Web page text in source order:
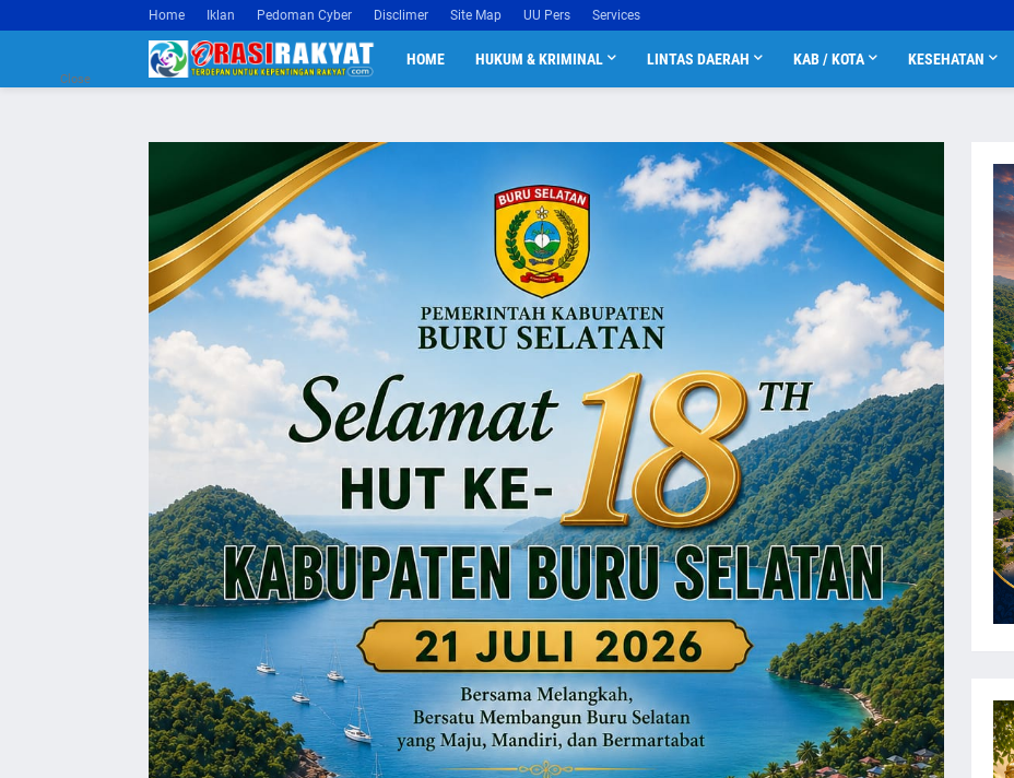
Close
Home Iklan Pedoman Cyber Disclimer Site Map UU Pers Services
HOME HUKUM & KRIMINAL LINTAS DAERAH KAB / KOTA KESEHATAN